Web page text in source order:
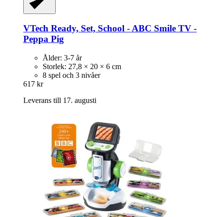
VTech Ready, Set, School -​ ABC Smile TV -​
Peppa Pig
Ålder: 3-7 år
Storlek: 27,8 × 20 × 6 cm
8 spel och 3 nivåer
617 kr
Leverans till 17. augusti